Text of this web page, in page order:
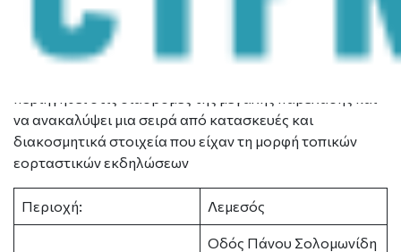
μοναδική ευκαιρία να εξερευνήσει την τέχνη που
κρύβεται πίσω από το καρναβάλι. Το μουσείο
ολοκληρώνεται με έναν εντυπωσιακό διάδρομο που
να ανακαλύψει μια σειρά από κατασκευές και
διακοσμητικά στοιχεία που είχαν τη μορφή τοπικών
εορταστικών εκδηλώσεων
Περιοχή: Λεμεσός
Οδός Πάνου Σολομωνίδη